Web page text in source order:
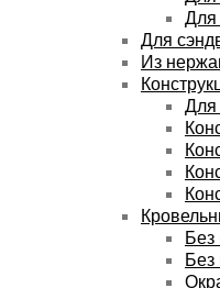
Для
Для
Из
Для